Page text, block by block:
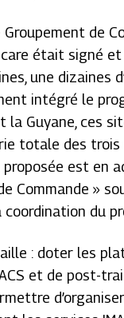
de
était signé
une dizaines
intégré le
la Guyane, ces
totale des
est en
»
coordination du
: doter les
et de post-